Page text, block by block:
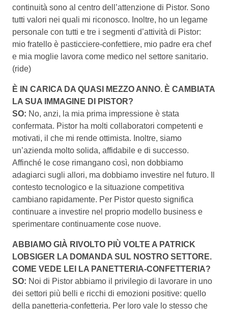
continuità sono al centro dell’attenzione di Pistor. Sono
tutti valori nei quali mi riconosco. Inoltre, ho un legame
personale con tutti e tre i segmenti d’attività di Pistor:
mio fratello è pasticciere-confettiere, mio padre era chef
e mia moglie lavora come medico nel settore sanitario.
(ride)
È IN CARICA DA QUASI MEZZO ANNO. È CAMBIATA
LA SUA IMMAGINE DI PISTOR?
SO: No, anzi, la mia prima impressione è stata
confermata. Pistor ha molti collaboratori competenti e
motivati, il che mi rende ottimista. Inoltre, siamo
un’azienda molto solida, affidabile e di successo.
Affinché le cose rimangano così, non dobbiamo
adagiarci sugli allori, ma dobbiamo investire nel futuro. Il
contesto tecnologico e la situazione competitiva
cambiano rapidamente. Per Pistor questo significa
continuare a investire nel proprio modello business e
sperimentare continuamente cose nuove.
ABBIAMO GIÀ RIVOLTO PIÙ VOLTE A PATRICK
LOBSIGER LA DOMANDA SUL NOSTRO SETTORE.
COME VEDE LEI LA PANETTERIA-CONFETTERIA?
SO: Noi di Pistor abbiamo il privilegio di lavorare in uno
dei settori più belli e ricchi di emozioni positive: quello
della panetteria-confetteria. Per loro vale lo stesso che